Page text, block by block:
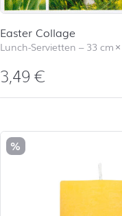
Easter Collage
Lunch-Servietten –33 cm×
3,49€
%